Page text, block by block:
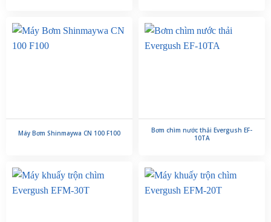
Máy Bơm Shinmaywa CN 100 F100
Bơm chìm nước thải Evergush EF-
10TA